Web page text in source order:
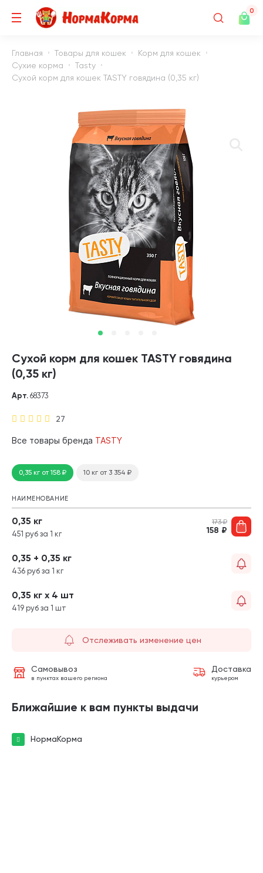
0
Главная Товары для кошек
Корм для кошек
Сухие корма
Tasty
Сухой корм для кошек TASTY говядина (0,35 кг)
Сухой корм для кошек TASTY говядина
(0,35 кг)
27
Арт. 68373
Все товары бренда TASTY
0,35 кг от 158₽ 10 кг от 3 354 ₽
НАИМЕНОВАНИЕ
0,35 кг
451 руб за 1 кг
173₽
158 ₽
0,35 + 0,35 кг
436 руб за 1 кг
0,35 кг х 4 шт
419 руб за 1 шт
Отслеживать изменение цен
Самовывоз
в пунктах вашего региона
Доставка
курьером
Ближайшие к вам пункты выдачи
НормаКорма